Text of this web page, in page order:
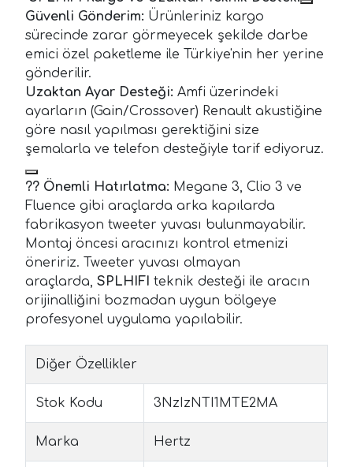
Güvenli Gönderim: Ürünleriniz kargo
sürecinde zarar görmeyecek şekilde darbe
emici özel paketleme ile Türkiye'nin her yerine
gönderilir.
Uzaktan Ayar Desteği: Amfi üzerindeki
ayarların (Gain/Crossover) Renault akustiğine
göre nasıl yapılması gerektiğini size
şemalarla ve telefon desteğiyle tarif ediyoruz.
?? Önemli Hatırlatma: Megane 3, Clio 3 ve
Fluence gibi araçlarda arka kapılarda
fabrikasyon tweeter yuvası bulunmayabilir.
Montaj öncesi aracınızı kontrol etmenizi
öneririz. Tweeter yuvası olmayan
araçlarda, SPLHIFI teknik desteği ile aracın
orijinalliğini bozmadan uygun bölgeye
profesyonel uygulama yapılabilir.
Diğer Özellikler
Stok Kodu 3NzIzNTI1MTE2MA
Marka Hertz